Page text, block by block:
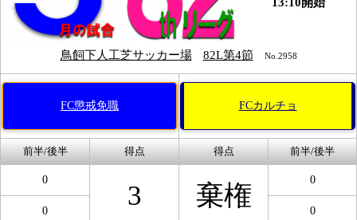
鳥飼下人工芝サッカー場 82L第4節 No.2958
FC懲戒免職 FCカルチョ
前半/後半 得点 得点 前半/後半
0
3 棄権
0
0 0